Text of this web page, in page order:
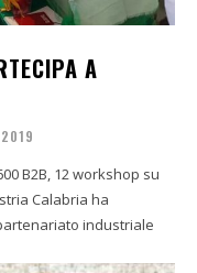
A
B2B, 12 workshop su
Calabria ha
industriale